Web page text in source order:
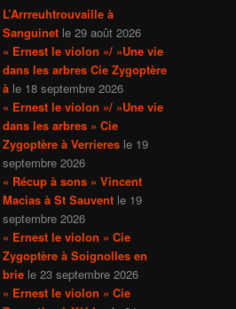
L’Arrreuhtrouvaille à
Sanguinet le 29 août 2026
« Ernest le violon »/ »Une vie
dans les arbres Cie Zygoptère
à le 18 septembre 2026
« Ernest le violon »/ »Une vie
dans les arbres » Cie
Zygoptère à Verrieres le 19
septembre 2026
« Récup à sons » Vincent
Macias à St Sauvent le 19
septembre 2026
« Ernest le violon » Cie
Zygoptère à Soignolles en
brie le 23 septembre 2026
« Ernest le violon » Cie